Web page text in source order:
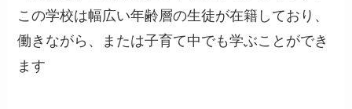
この学校は幅広い年齢層の生徒が在籍しており、
働きながら、または子育て中でも学ぶことができ
ます